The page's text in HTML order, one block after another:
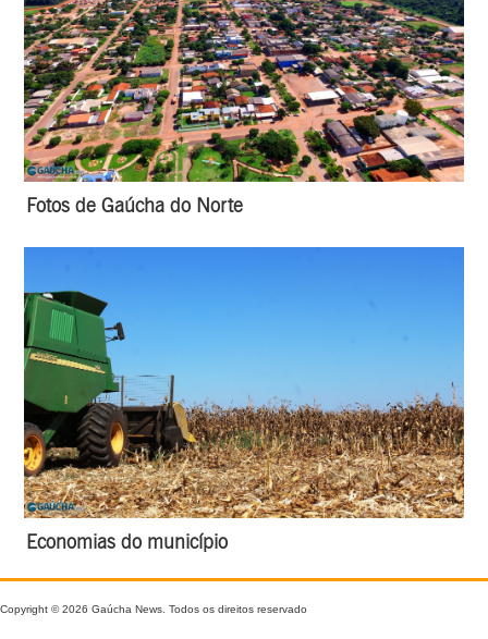
Fotos de Gaúcha do Norte
Economias do município
Copyright © 2026 Gaúcha News. Todos os direitos reservado